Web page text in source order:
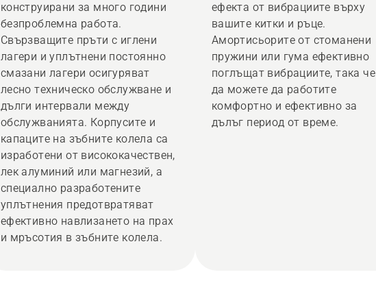
конструирани за много години
безпроблемна работа.
Свързващите пръти с иглени
лагери и уплътнени постоянно
смазани лагери осигуряват
лесно техническо обслужване и
дълги интервали между
обслужванията. Корпусите и
капаците на зъбните колела са
изработени от висококачествен,
лек алуминий или магнезий, а
специално разработените
уплътнения предотвратяват
ефективно навлизането на прах
и мръсотия в зъбните колела.
ефекта от вибрациите върху
вашите китки и ръце.
Амортисьорите от стоманени
пружини или гума ефективно
поглъщат вибрациите, така че
да можете да работите
комфортно и ефективно за
дълъг период от време.